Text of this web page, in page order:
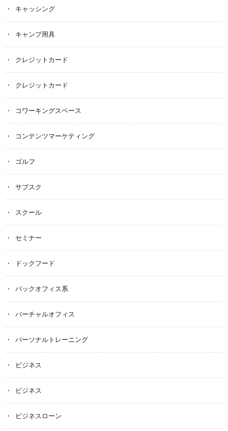
キャッシング
キャンプ用具
クレジットカード
クレジットカード
コワーキングスペース
コンテンツマーケティング
ゴルフ
サブスク
スクール
セミナー
ドックフード
バックオフィス系
バーチャルオフィス
パーソナルトレーニング
ビジネス
ビジネス
ビジネスローン